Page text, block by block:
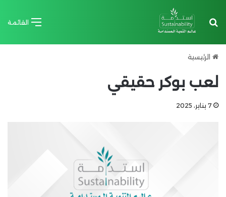
القائمة بحث عن
الرئيسية
لعب بوكر حقيقي
7 يناير، 2025